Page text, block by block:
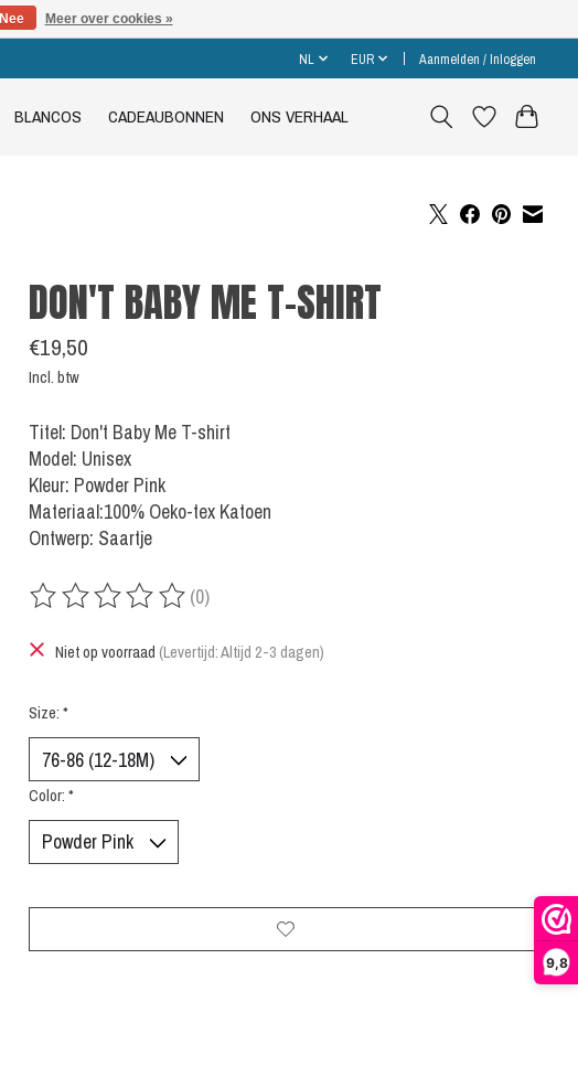
9,8
NL EUR Aanmelden / Inloggen
BLANCOS CADEAUBONNEN ONS VERHAAL
DON'T BABY ME T-SHIRT
€19,50
Incl. btw
Titel: Don't Baby Me T-shirt
Model: Unisex
Kleur: Powder Pink
Materiaal:100% Oeko-tex Katoen
Ontwerp: Saartje
De beoordeling van dit product is
(0)
Niet op voorraad (Levertijd: Altijd 2-3 dagen)
Size: *
Color: *
Nee Meer over cookies »